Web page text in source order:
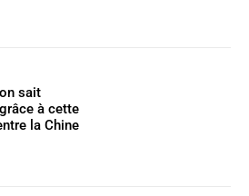
sait
à cette
la Chine